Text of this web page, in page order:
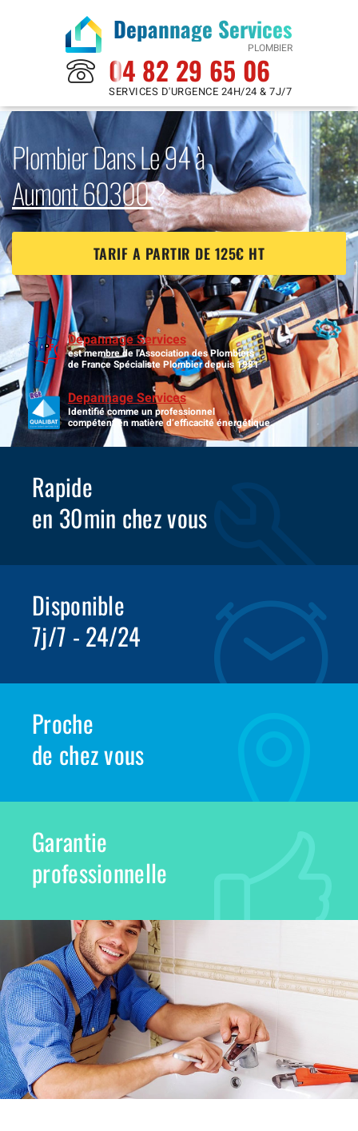
Depannage Services
PLOMBIER
04 82 29 65 06
SERVICES D'URGENCE 24H/24 & 7J/7
Plombier Dans Le 94 à
Aumont 60300?
TARIF A PARTIR DE 125€ HT
Depannage Services
est membre de l'Association des Plombiers
de France Spécialiste Plombier depuis 1981
Depannage Services
Identifié comme un professionnel
compétent en matière d’efficacité énergétique.
Rapide
en 30min chez vous
Disponible
7j/7 - 24/24
Proche
de chez vous
Garantie
professionnelle